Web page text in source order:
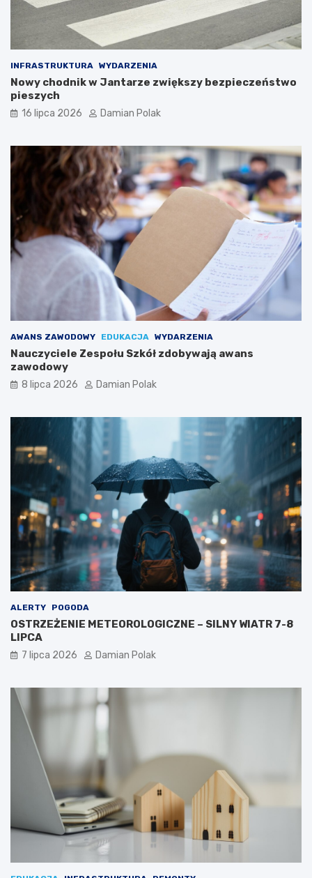
INFRASTRUKTURA WYDARZENIA
Nowy chodnik w Jantarze zwiększy bezpieczeństwo
pieszych
16 lipca 2026 Damian Polak
AWANS ZAWODOWY EDUKACJA WYDARZENIA
Nauczyciele Zespołu Szkół zdobywają awans
zawodowy
8 lipca 2026 Damian Polak
ALERTY POGODA
OSTRZEŻENIE METEOROLOGICZNE – SILNY WIATR 7-8
LIPCA
7 lipca 2026 Damian Polak